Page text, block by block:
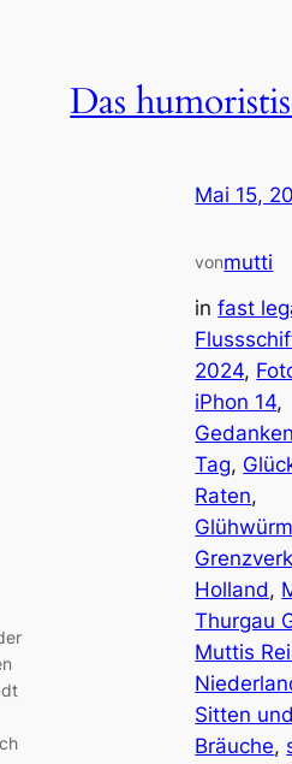
Das
Mai 15,
vonmutti
infast
2024,
iPhon 14
Tag,
Raten
Holland,
Thurgau
Muttis
Sitten und
Bräuche,